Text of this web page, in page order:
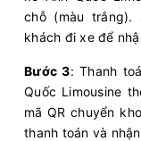
Văn phòng Vũng
Anh Quốc
Giá vé:210.000
chỗ (màu
khách đi xe để
Bước 3: Thanh
Quốc Limousine
mã QR chuyển
thanh toán và